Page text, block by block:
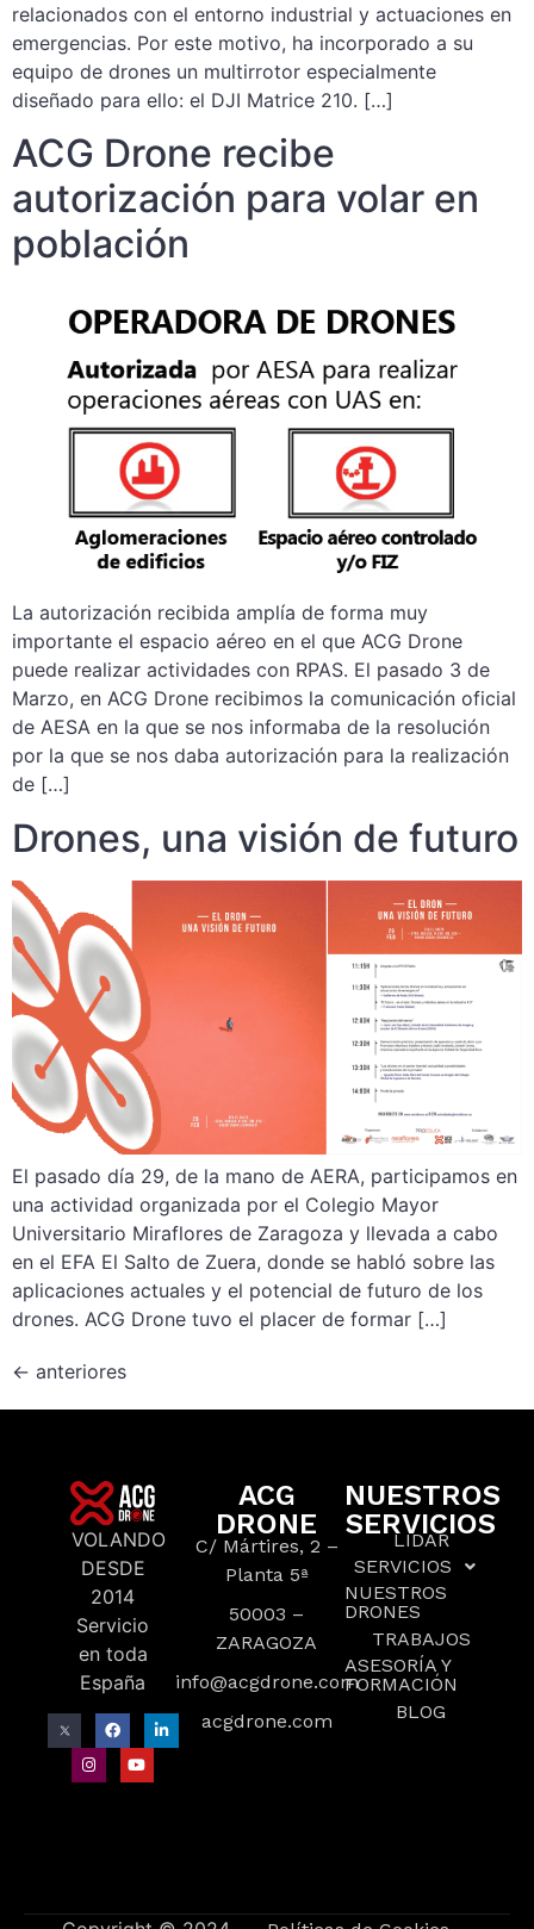
relacionados con el entorno industrial y actuaciones en
emergencias. Por este motivo, ha incorporado a su
equipo de drones un multirrotor especialmente
diseñado para ello: el DJI Matrice 210. […]
ACG Drone recibe
autorización para volar en
población
La autorización recibida amplía de forma muy
importante el espacio aéreo en el que ACG Drone
puede realizar actividades con RPAS. El pasado 3 de
Marzo, en ACG Drone recibimos la comunicación oficial
de AESA en la que se nos informaba de la resolución
por la que se nos daba autorización para la realización
de […]
Drones, una visión de futuro
El pasado día 29, de la mano de AERA, participamos en
una actividad organizada por el Colegio Mayor
Universitario Miraflores de Zaragoza y llevada a cabo
en el EFA El Salto de Zuera, donde se habló sobre las
aplicaciones actuales y el potencial de futuro de los
drones. ACG Drone tuvo el placer de formar […]
← anteriores
VOLANDO
DESDE
2014
Servicio
en toda
España
ACG
DRONE
C/ Mártires, 2 –
Planta 5ª
50003 –
ZARAGOZA
info@acgdrone.com
acgdrone.com
NUESTROS
SERVICIOS
LIDAR
SERVICIOS
NUESTROS
DRONES
TRABAJOS
ASESORÍA Y
FORMACIÓN
BLOG